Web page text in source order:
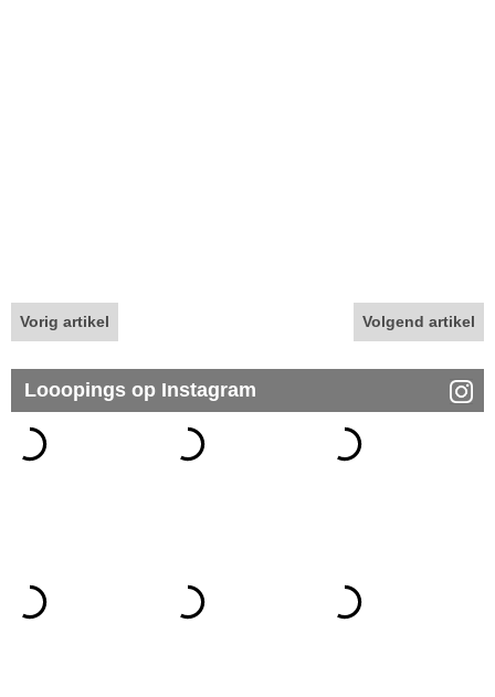
Vorig artikel Volgend artikel
Looopings op Instagram